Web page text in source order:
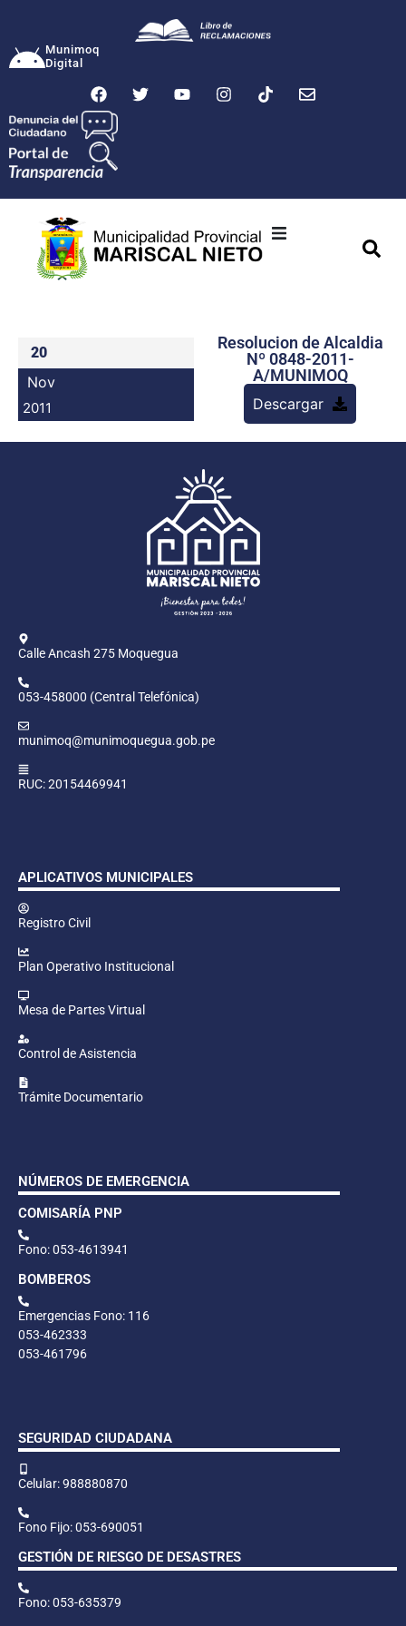
Munimoq
Digital
Transparencia
Seguridad
Programas
20
Nov
2011
Resolucion de Alcaldia
Nº 0848-2011-
A/MUNIMOQ
Descargar
Calle Ancash 275 Moquegua
053-458000 (Central Telefónica)
munimoq@munimoquegua.gob.pe
RUC: 20154469941
APLICATIVOS MUNICIPALES
Registro Civil
Plan Operativo Institucional
Mesa de Partes Virtual
Control de Asistencia
Trámite Documentario
NÚMEROS DE EMERGENCIA
COMISARÍA PNP
Fono: 053-4613941
BOMBEROS
Emergencias Fono: 116
053-462333
053-461796
SEGURIDAD CIUDADANA
Celular: 988880870
Fono Fijo: 053-690051
GESTIÓN DE RIESGO DE DESASTRES
Fono: 053-635379